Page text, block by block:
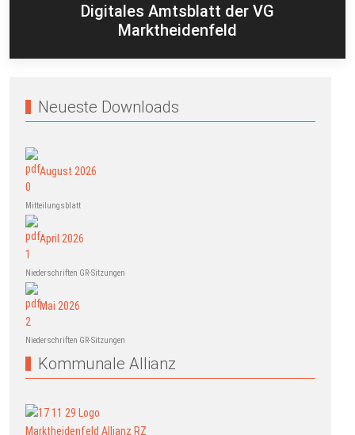
Digitales Amtsblatt der VG
Marktheidenfeld
Neueste Downloads
August 2026
Mitteilungsblatt
April 2026
Niederschriften GR-Sitzungen
Mai 2026
Niederschriften GR-Sitzungen
Kommunale Allianz